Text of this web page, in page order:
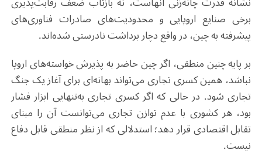
برخی صنایع اروپایی و محدودیت‌های صادرات فناوری‌های
پیشرفته به چین، در واقع دچار برداشت نادرستی شده‌اند.
بر پایه چنین منطقی، اگر چین حاضر به پذیرش خواسته‌های اروپا
نباشد، همین کسری تجاری می‌تواند بهانه‌ای برای آغاز یک جنگ
تجاری شود. در حالی که اگر کسری تجاری به‌تنهایی ابزار فشار
بود، هر کشوری با عدم توازن تجاری می‌توانست آن را مبنای
تقابل اقتصادی قرار دهد؛ استدلالی که از نظر منطقی قابل دفاع
نیست.